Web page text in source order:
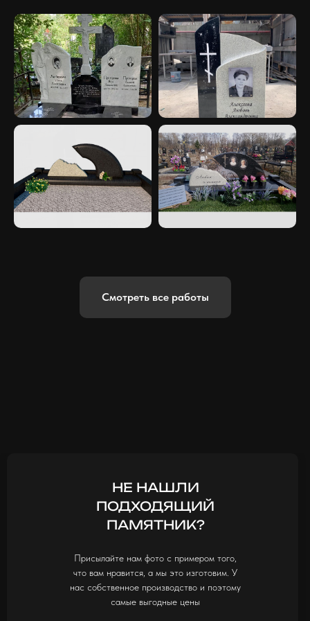
Смотреть все работы
НЕ НАШЛИ
ПОДХОДЯЩИЙ
ПАМЯТНИК?
Присылайте нам фото с примером того,
что вам нравится, а мы это изготовим. У
нас собственное производство и поэтому
самые выгодные цены